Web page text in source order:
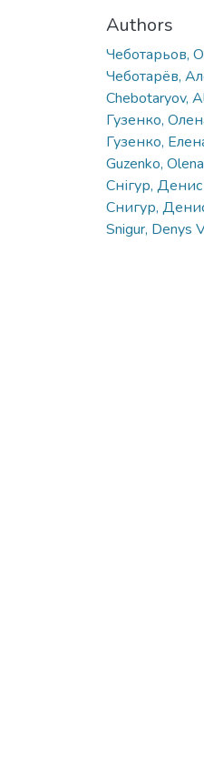
Authors
Чеботарьов,
Чеботарёв,
Chebotaryov,
Гузенко,
Гузенко,
Guzenko,
Снігур,
Снигур,
Snigur, Denys